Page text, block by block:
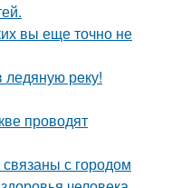
вы еще точно не
рeку!
проводят
с городом